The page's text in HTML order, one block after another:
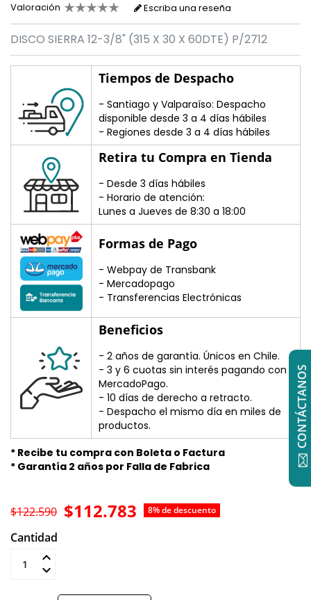
Valoración Escriba una reseña
DISCO SIERRA 12-3/8" (315 X 30 X 60DTE) P/2712
Tiempos de Despacho
- Santiago y Valparaíso: Despacho
disponible desde 3 a 4 días hábiles
- Regiones desde 3 a 4 días hábiles
Retira tu Compra en Tienda
- Desde 3 días hábiles
- Horario de atención:
Lunes a Jueves de 8:30 a 18:00
Formas de Pago
- Webpay de Transbank
- Mercadopago
- Transferencias Electrónicas
Beneficios
- 2 años de garantía. Únicos en Chile.
- 3 y 6 cuotas sin interés pagando con
MercadoPago.
- 10 días de derecho a retracto.
- Despacho el mismo día en miles de
productos.
* Recibe tu compra con Boleta o Factura
* Garantía 2 años por Falla de Fabrica
$112.783 8% de descuento
$122.590
Cantidad
CONTÁCTANOS